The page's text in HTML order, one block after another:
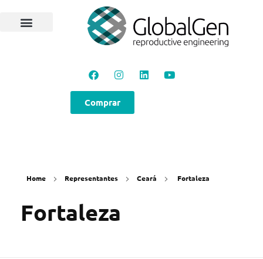
Comprar
Home Representantes Ceará Fortaleza
Fortaleza